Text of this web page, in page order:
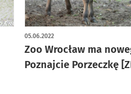
Zoo Wrocław ma
Poznajcie Porzeczkę
05.06.2022
artykuł z galerią zdjęć